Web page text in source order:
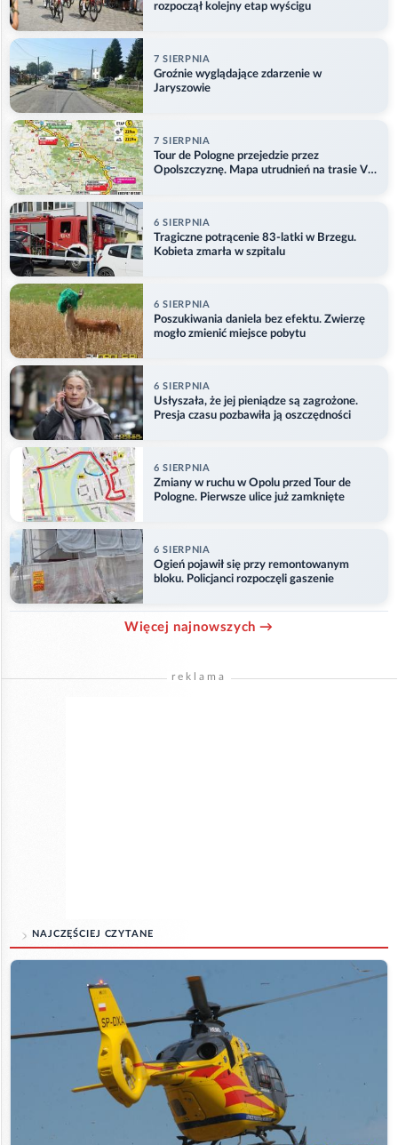
rozpoczął kolejny etap wyścigu
7 SIERPNIA
Groźnie wyglądające zdarzenie w
Jaryszowie
7 SIERPNIA
Tour de Pologne przejedzie przez
Opolszczyznę. Mapa utrudnień na trasie V
6 SIERPNIA
Tragiczne potrącenie 83-latki w Brzegu.
Kobieta zmarła w szpitalu
6 SIERPNIA
Poszukiwania daniela bez efektu. Zwierzę
mogło zmienić miejsce pobytu
6 SIERPNIA
Usłyszała, że jej pieniądze są zagrożone.
Presja czasu pozbawiła ją oszczędności
6 SIERPNIA
Zmiany w ruchu w Opolu przed Tour de
Pologne. Pierwsze ulice już zamknięte
6 SIERPNIA
Ogień pojawił się przy remontowanym
bloku. Policjanci rozpoczęli gaszenie
Więcej najnowszych →
reklama
NAJCZĘŚCIEJ CZYTANE